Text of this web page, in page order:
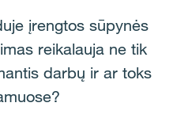
įrengtos sūpynės
reikalauja ne tik
darbų ir ar toks